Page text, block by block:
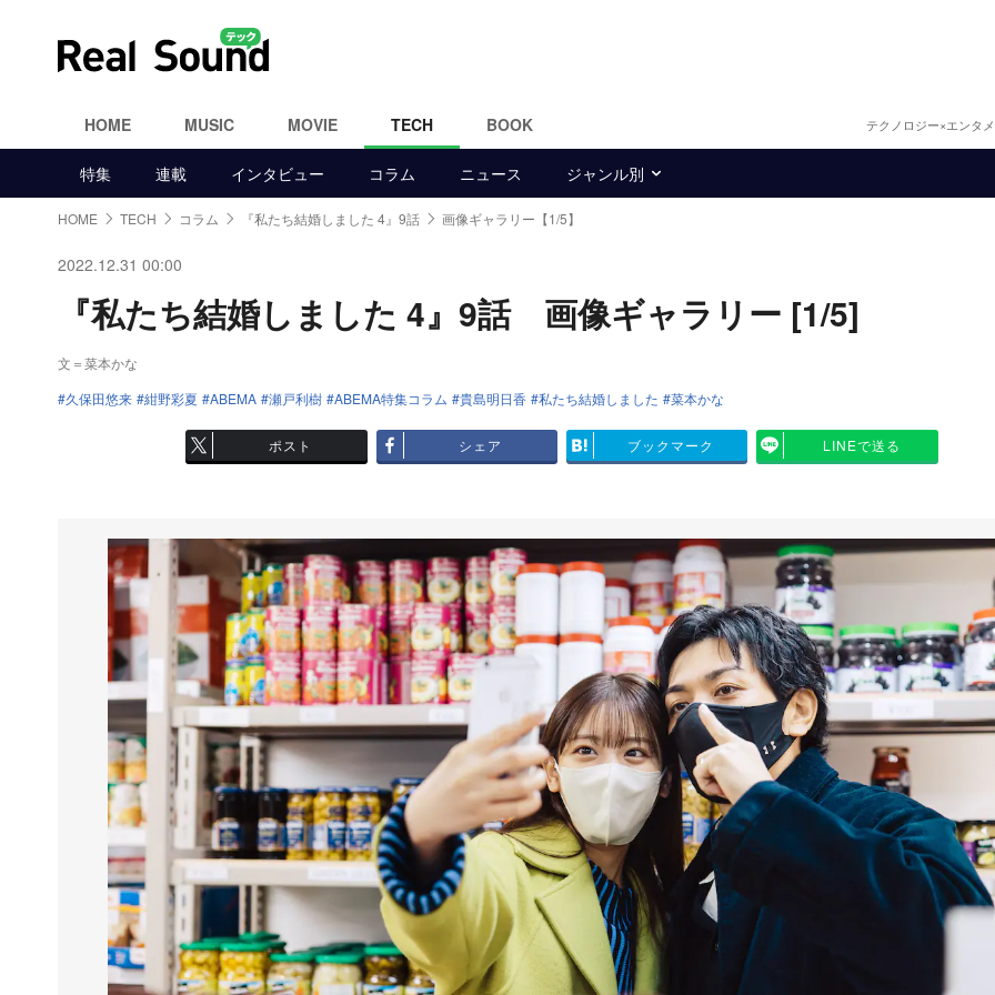
HOME MUSIC MOVIE TECH BOOK テクノロジー×エンタ
特集 連載 インタビュー コラム ニュース ジャンル別
HOME TECH コラム 『私たち結婚しました 4』9話 画像ギャラリー【1/5】
2022.12.31 00:00
『私たち結婚しました 4』9話 画像ギャラリー [1/5]
文＝菜本かな
久保田悠来
紺野彩夏 ABEMA 瀬戸利樹 ABEMA特集コラム 貴島明日香 私たち結婚しました 菜本かな
ポスト シェア ブックマーク LINEで送る